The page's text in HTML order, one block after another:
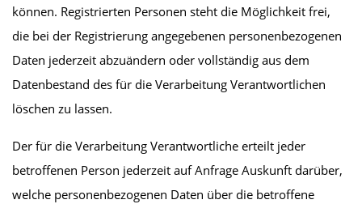
können. Registrierten Personen steht die Möglichkeit frei,
die bei der Registrierung angegebenen personenbezogenen
Daten jederzeit abzuändern oder vollständig aus dem
Datenbestand des für die Verarbeitung Verantwortlichen
löschen zu lassen.
Der für die Verarbeitung Verantwortliche erteilt jeder
betroffenen Person jederzeit auf Anfrage Auskunft darüber,
welche personenbezogenen Daten über die betroffene